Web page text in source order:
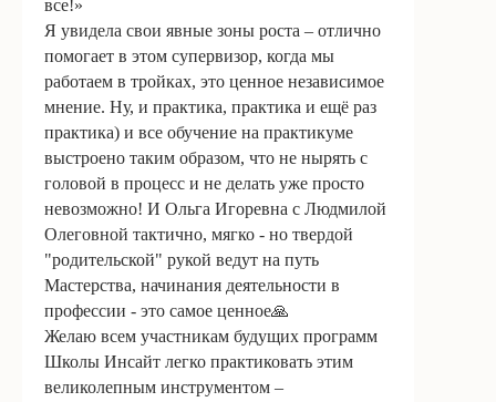
все!»
Я увидела свои явные зоны роста – отлично
помогает в этом супервизор, когда мы
работаем в тройках, это ценное независимое
мнение. Ну, и практика, практика и ещё раз
практика) и все обучение на практикуме
выстроено таким образом, что не нырять с
головой в процесс и не делать уже просто
невозможно! И Ольга Игоревна с Людмилой
Олеговной тактично, мягко - но твердой
"родительской" рукой ведут на путь
Мастерства, начинания деятельности в
профессии - это самое ценное🙏
Желаю всем участникам будущих программ
Школы Инсайт легко практиковать этим
великолепным инструментом –